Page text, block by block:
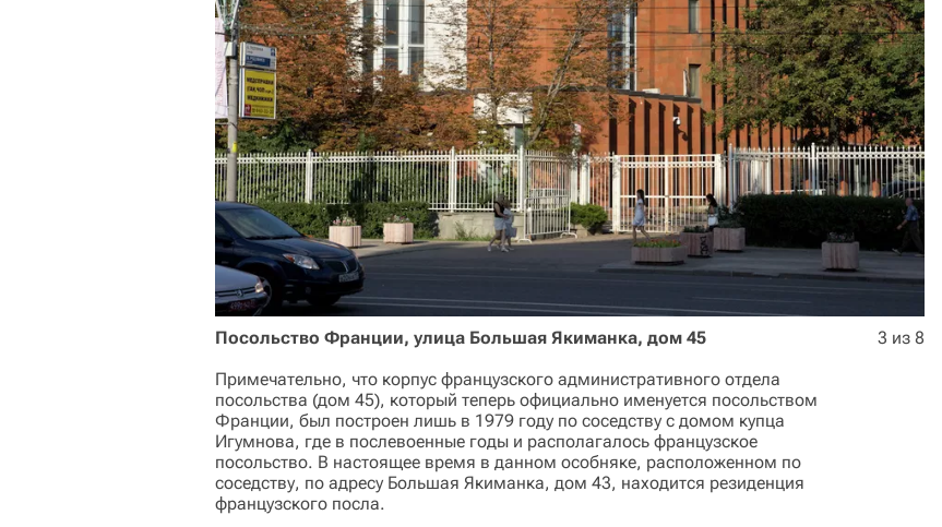
Посольство Франции, улица Большая Якиманка, дом 45
Примечательно, что корпус французского административного отдела
посольства (дом 45), который теперь официально именуется посольством
Франции, был построен лишь в 1979 году по соседству с домом купца
Игумнова, где в послевоенные годы и располагалось французское
посольство. В настоящее время в данном особняке, расположенном по
соседству, по адресу Большая Якиманка, дом 43, находится резиденция
французского посла.
3 из 8